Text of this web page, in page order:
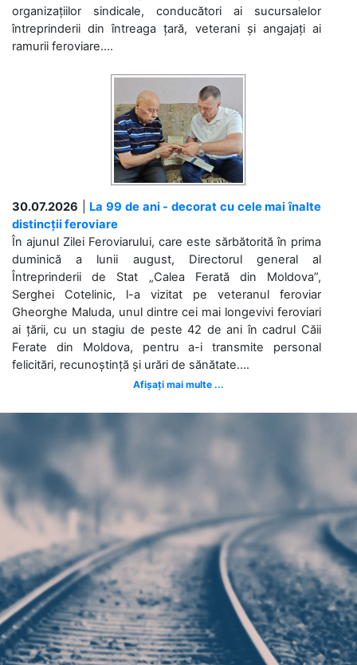
organizațiilor sindicale, conducători ai sucursalelor
întreprinderii din întreaga țară, veterani și angajați ai
ramurii feroviare....
30.07.2026
La 99 de ani - decorat cu cele mai înalte
distincții feroviare
În ajunul Zilei Feroviarului, care este sărbătorită în prima
duminică a lunii august, Directorul general al
Întreprinderii de Stat „Calea Ferată din Moldova”,
Serghei Cotelinic, l-a vizitat pe veteranul feroviar
Gheorghe Maluda, unul dintre cei mai longevivi feroviari
ai țării, cu un stagiu de peste 42 de ani în cadrul Căii
Ferate din Moldova, pentru a-i transmite personal
felicitări, recunoștință și urări de sănătate....
Afișați mai multe ...